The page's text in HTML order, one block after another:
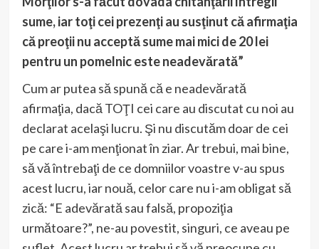
sume, iar toţi cei prezenţi au susţinut că afirmaţia
că preoţii nu acceptă sume mai mici de 20 lei
pentru un pomelnic este neadevărată”
Cum ar putea să spună că e neadevărată
afirmaţia, dacă TOŢI cei care au discutat cu noi au
declarat acelaşi lucru. Şi nu discutăm doar de cei
pe care i-am menţionat în ziar. Ar trebui, mai bine,
să vă întrebaţi de ce domniilor voastre v-au spus
acest lucru, iar nouă, celor care nu i-am obligat să
zică: “E adevărată sau falsă, propoziţia
următoare?”, ne-au povestit, singuri, ce aveau pe